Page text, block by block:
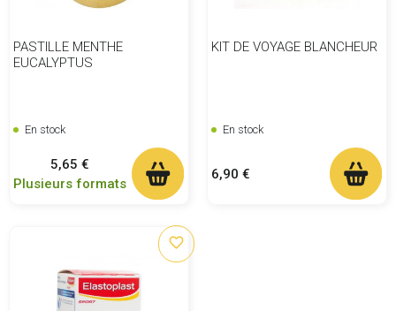
PASTILLE MENTHE
EUCALYPTUS
En stock
Prix
5,65 €
Plusieurs formats
KIT DE VOYAGE BLANCHEUR
En stock
Prix
6,90 €
favorite_border